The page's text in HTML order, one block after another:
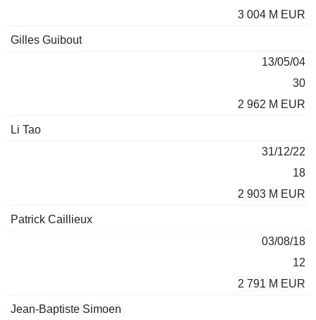
3 004 M EUR
Gilles Guibout
13/05/04
30
2 962 M EUR
Li Tao
31/12/22
18
2 903 M EUR
Patrick Caillieux
03/08/18
12
2 791 M EUR
Jean-Baptiste Simoen